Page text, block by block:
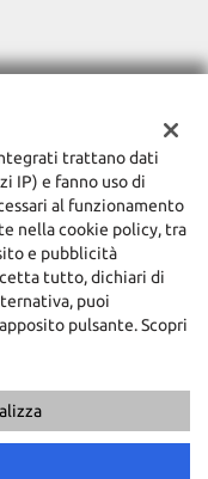
Tutti i diritti riservati -
trattano dati
IP) e fanno uso di
al funzionamento
nella cookie policy, tra
e pubblicità
tutto, dichiari di
puoi
pulsante. Scopri